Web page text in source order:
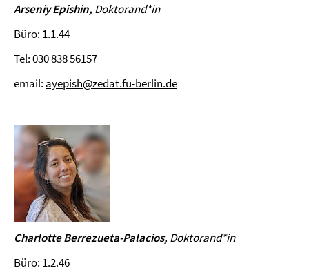
Arseniy Epishin, Doktorand*in
Büro: 1.1.44
Tel: 030 838 56157
email: ayepish@zedat.fu-berlin.de
Charlotte Berrezueta-Palacios, Doktorand*in
Büro: 1.2.46